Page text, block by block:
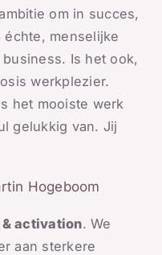
om in succes,
menselijke
Is het ook,
werkplezier.
het mooiste werk
gelukkig van. Jij
Hogeboom
activation. We
aan sterkere